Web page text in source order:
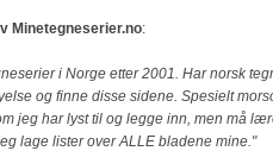
Minetegneserier.no:
i Norge etter 2001. Har norsk
og finne disse sidene. Spesielt
jeg har lyst til og legge inn, men må
lage lister over ALLE bladene mine."